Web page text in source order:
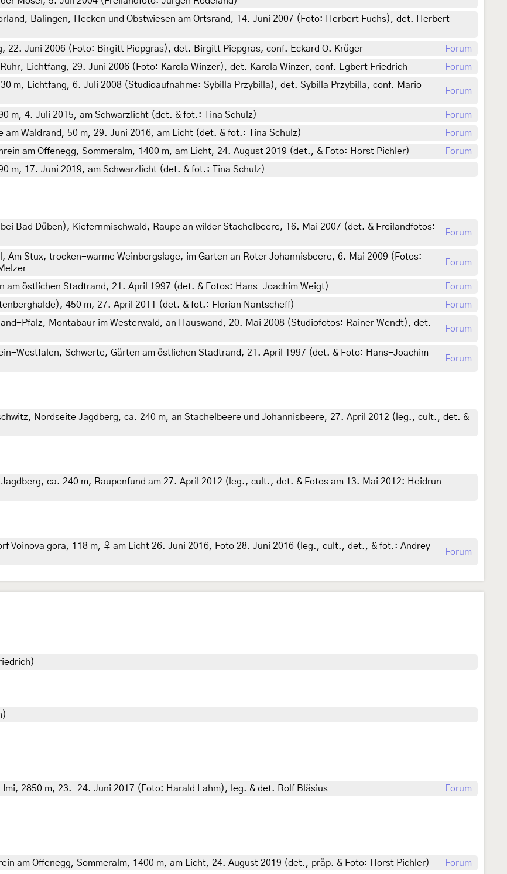
Balingen, Hecken und Obstwiesen am Ortsrand, 14. Juni 2007 (Foto: Herbert Fuchs), det. Herbert
Juni 2006 (Foto: Birgitt Piepgras), det. Birgitt Piepgras, conf. Eckard O. Krüger
Forum
Lichtfang, 29. Juni 2006 (Foto: Karola Winzer), det. Karola Winzer, conf. Egbert Friedrich
Forum
m, Lichtfang, 6. Juli 2008 (Studioaufnahme: Sybilla Przybilla), det. Sybilla Przybilla, conf. Mario
Forum
m, 4. Juli 2015, am Schwarzlicht (det. & fot.: Tina Schulz)
Forum
am Waldrand, 50 m, 29. Juni 2016, am Licht (det. & fot.: Tina Schulz)
Forum
am Offenegg, Sommeralm, 1400 m, am Licht, 24. August 2019 (det., & Foto: Horst Pichler)
Forum
m, 17. Juni 2019, am Schwarzlicht (det. & fot.: Tina Schulz)
Bad Düben), Kiefernmischwald, Raupe an wilder Stachelbeere, 16. Mai 2007 (det. & Freilandfotos:
Forum
Am Stux, trocken-warme Weinbergslage, im Garten an Roter Johannisbeere, 6. Mai 2009 (Fotos:
Forum
am östlichen Stadtrand, 21. April 1997 (det. & Fotos: Hans-Joachim Weigt)
Forum
450 m, 27. April 2011 (det. & fot.: Florian Nantscheff)
Forum
Pfalz, Montabaur im Westerwald, an Hauswand, 20. Mai 2008 (Studiofotos: Rainer Wendt), det.
Forum
Westfalen, Schwerte, Gärten am östlichen Stadtrand, 21. April 1997 (det. & Foto: Hans-Joachim
Forum
Nordseite Jagdberg, ca. 240 m, an Stachelbeere und Johannisbeere, 27. April 2012 (leg., cult., det. &
ca. 240 m, Raupenfund am 27. April 2012 (leg., cult., det. & Fotos am 13. Mai 2012: Heidrun
Voinova gora, 118 m, ♀ am Licht 26. Juni 2016, Foto 28. Juni 2016 (leg., cult., det., & fot.: Andrey
Forum
2850 m, 23.-24. Juni 2017 (Foto: Harald Lahm), leg. & det. Rolf Bläsius Forum
am Offenegg, Sommeralm, 1400 m, am Licht, 24. August 2019 (det., präp. & Foto: Horst Pichler) Forum